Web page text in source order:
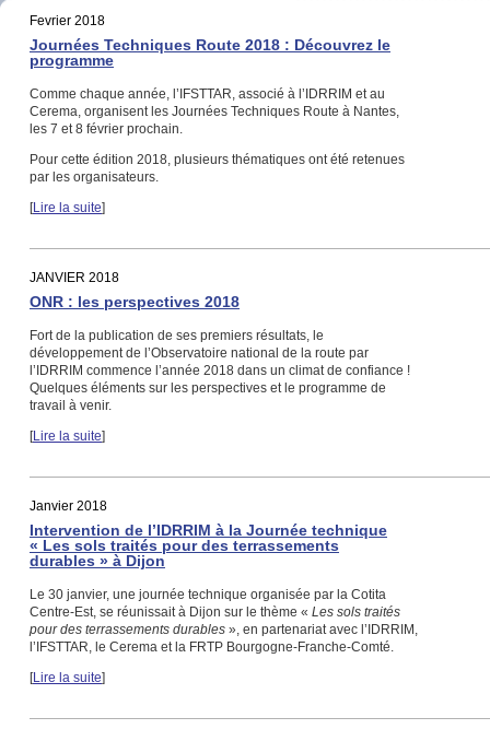
Fevrier 2018
Journées Techniques Route 2018 : Découvrez le
programme
Comme chaque année, l’IFSTTAR, associé à l’IDRRIM et au
Cerema, organisent les Journées Techniques Route à Nantes,
les 7 et 8 février prochain.
Pour cette édition 2018, plusieurs thématiques ont été retenues
par les organisateurs.
[Lire la suite]
JANVIER 2018
ONR : les perspectives 2018
Fort de la publication de ses premiers résultats, le
développement de l’Observatoire national de la route par
l’IDRRIM commence l’année 2018 dans un climat de confiance !
Quelques éléments sur les perspectives et le programme de
travail à venir.
[Lire la suite]
Janvier 2018
Intervention de l’IDRRIM à la Journée technique
« Les sols traités pour des terrassements
durables » à Dijon
Le 30 janvier, une journée technique organisée par la Cotita
Centre-Est, se réunissait à Dijon sur le thème « Les sols traités
pour des terrassements durables », en partenariat avec l’IDRRIM,
l’IFSTTAR, le Cerema et la FRTP Bourgogne-Franche-Comté.
[Lire la suite]